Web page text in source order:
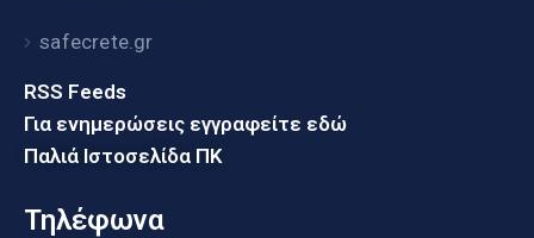
safecrete.gr
RSS Feeds
Για ενημερώσεις εγγραφείτε εδώ
Παλιά Ιστοσελίδα ΠΚ
Τηλέφωνα